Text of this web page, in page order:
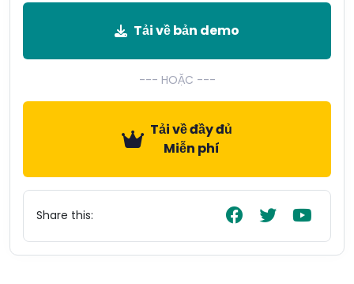
Tải về bản demo
--- HOẶC ---
Tải về đầy đủ
Miễn phí
Share this: